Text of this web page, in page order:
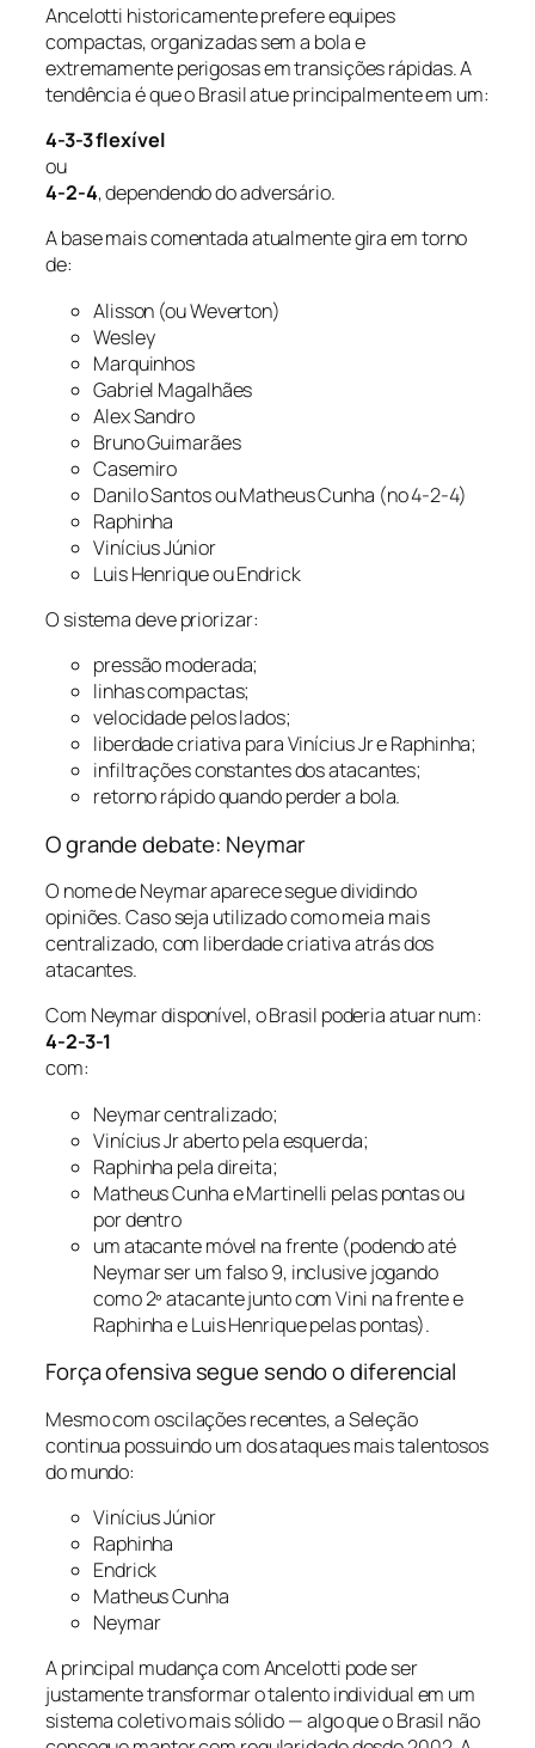
Ancelotti historicamente prefere equipes
compactas, organizadas sem a bola e
extremamente perigosas em transições rápidas. A
tendência é que o Brasil atue principalmente em um:
4-3-3 flexível
ou
4-2-4, dependendo do adversário.
A base mais comentada atualmente gira em torno
de:
Alisson (ou Weverton)
Wesley
Marquinhos
Gabriel Magalhães
Alex Sandro
Bruno Guimarães
Casemiro
Danilo Santos ou Matheus Cunha (no 4-2-4)
Raphinha
Vinícius Júnior
Luis Henrique ou Endrick
O sistema deve priorizar:
pressão moderada;
linhas compactas;
velocidade pelos lados;
liberdade criativa para Vinícius Jr e Raphinha;
infiltrações constantes dos atacantes;
retorno rápido quando perder a bola.
O grande debate: Neymar
O nome de Neymar aparece segue dividindo
opiniões. Caso seja utilizado como meia mais
centralizado, com liberdade criativa atrás dos
atacantes.
Com Neymar disponível, o Brasil poderia atuar num:
4-2-3-1
com:
Neymar centralizado;
Vinícius Jr aberto pela esquerda;
Raphinha pela direita;
Matheus Cunha e Martinelli pelas pontas ou
por dentro
um atacante móvel na frente (podendo até
Neymar ser um falso 9, inclusive jogando
como 2º atacante junto com Vini na frente e
Raphinha e Luis Henrique pelas pontas).
Força ofensiva segue sendo o diferencial
Mesmo com oscilações recentes, a Seleção
continua possuindo um dos ataques mais talentosos
do mundo:
Vinícius Júnior
Raphinha
Endrick
Matheus Cunha
Neymar
A principal mudança com Ancelotti pode ser
justamente transformar o talento individual em um
sistema coletivo mais sólido — algo que o Brasil não